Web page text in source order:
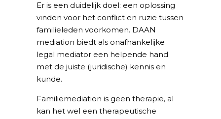
Er is een duidelijk doel: een oplossing
vinden voor het conflict en ruzie tussen
familieleden voorkomen. DAAN
mediation biedt als onafhankelijke
legal mediator een helpende hand
met de juiste (juridische) kennis en
kunde.
Familiemediation is geen therapie, al
kan het wel een therapeutische